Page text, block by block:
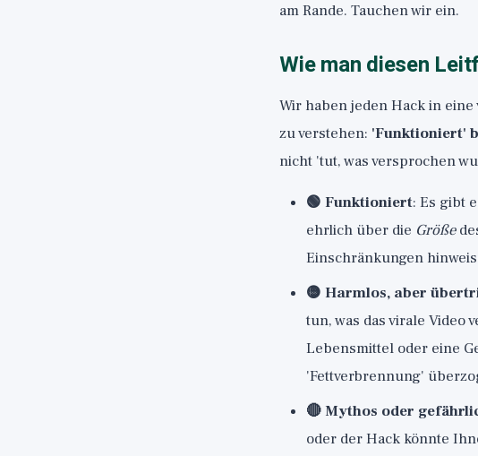
am Rande. Tauchen wir ein.
Wie man diesen
Wir haben jeden Hack in
zu verstehen: 'Funktioniert'
nicht 'tut, was versprochen
🟢 Funktioniert: Es gibt
ehrlich über die Größe
Einschränkungen
🟡 Harmlos, aber
tun, was das virale Video
Lebensmittel oder eine
'Fettverbrennung'
🔴 Mythos oder
oder der Hack könnte